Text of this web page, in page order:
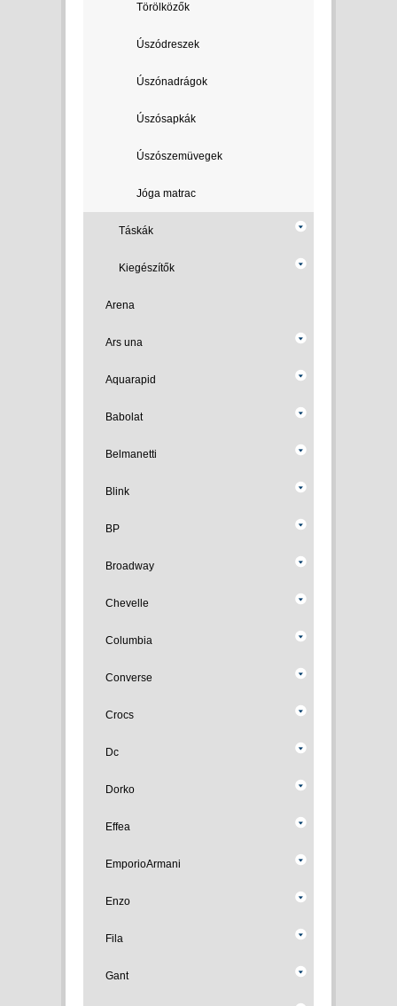
Törölközők
Úszódreszek
Úszónadrágok
Úszósapkák
Úszószemüvegek
Jóga matrac
Táskák
Kiegészítők
Arena
Ars una
Aquarapid
Babolat
Belmanetti
Blink
BP
Broadway
Chevelle
Columbia
Converse
Crocs
Dc
Dorko
Effea
EmporioArmani
Enzo
Fila
Gant